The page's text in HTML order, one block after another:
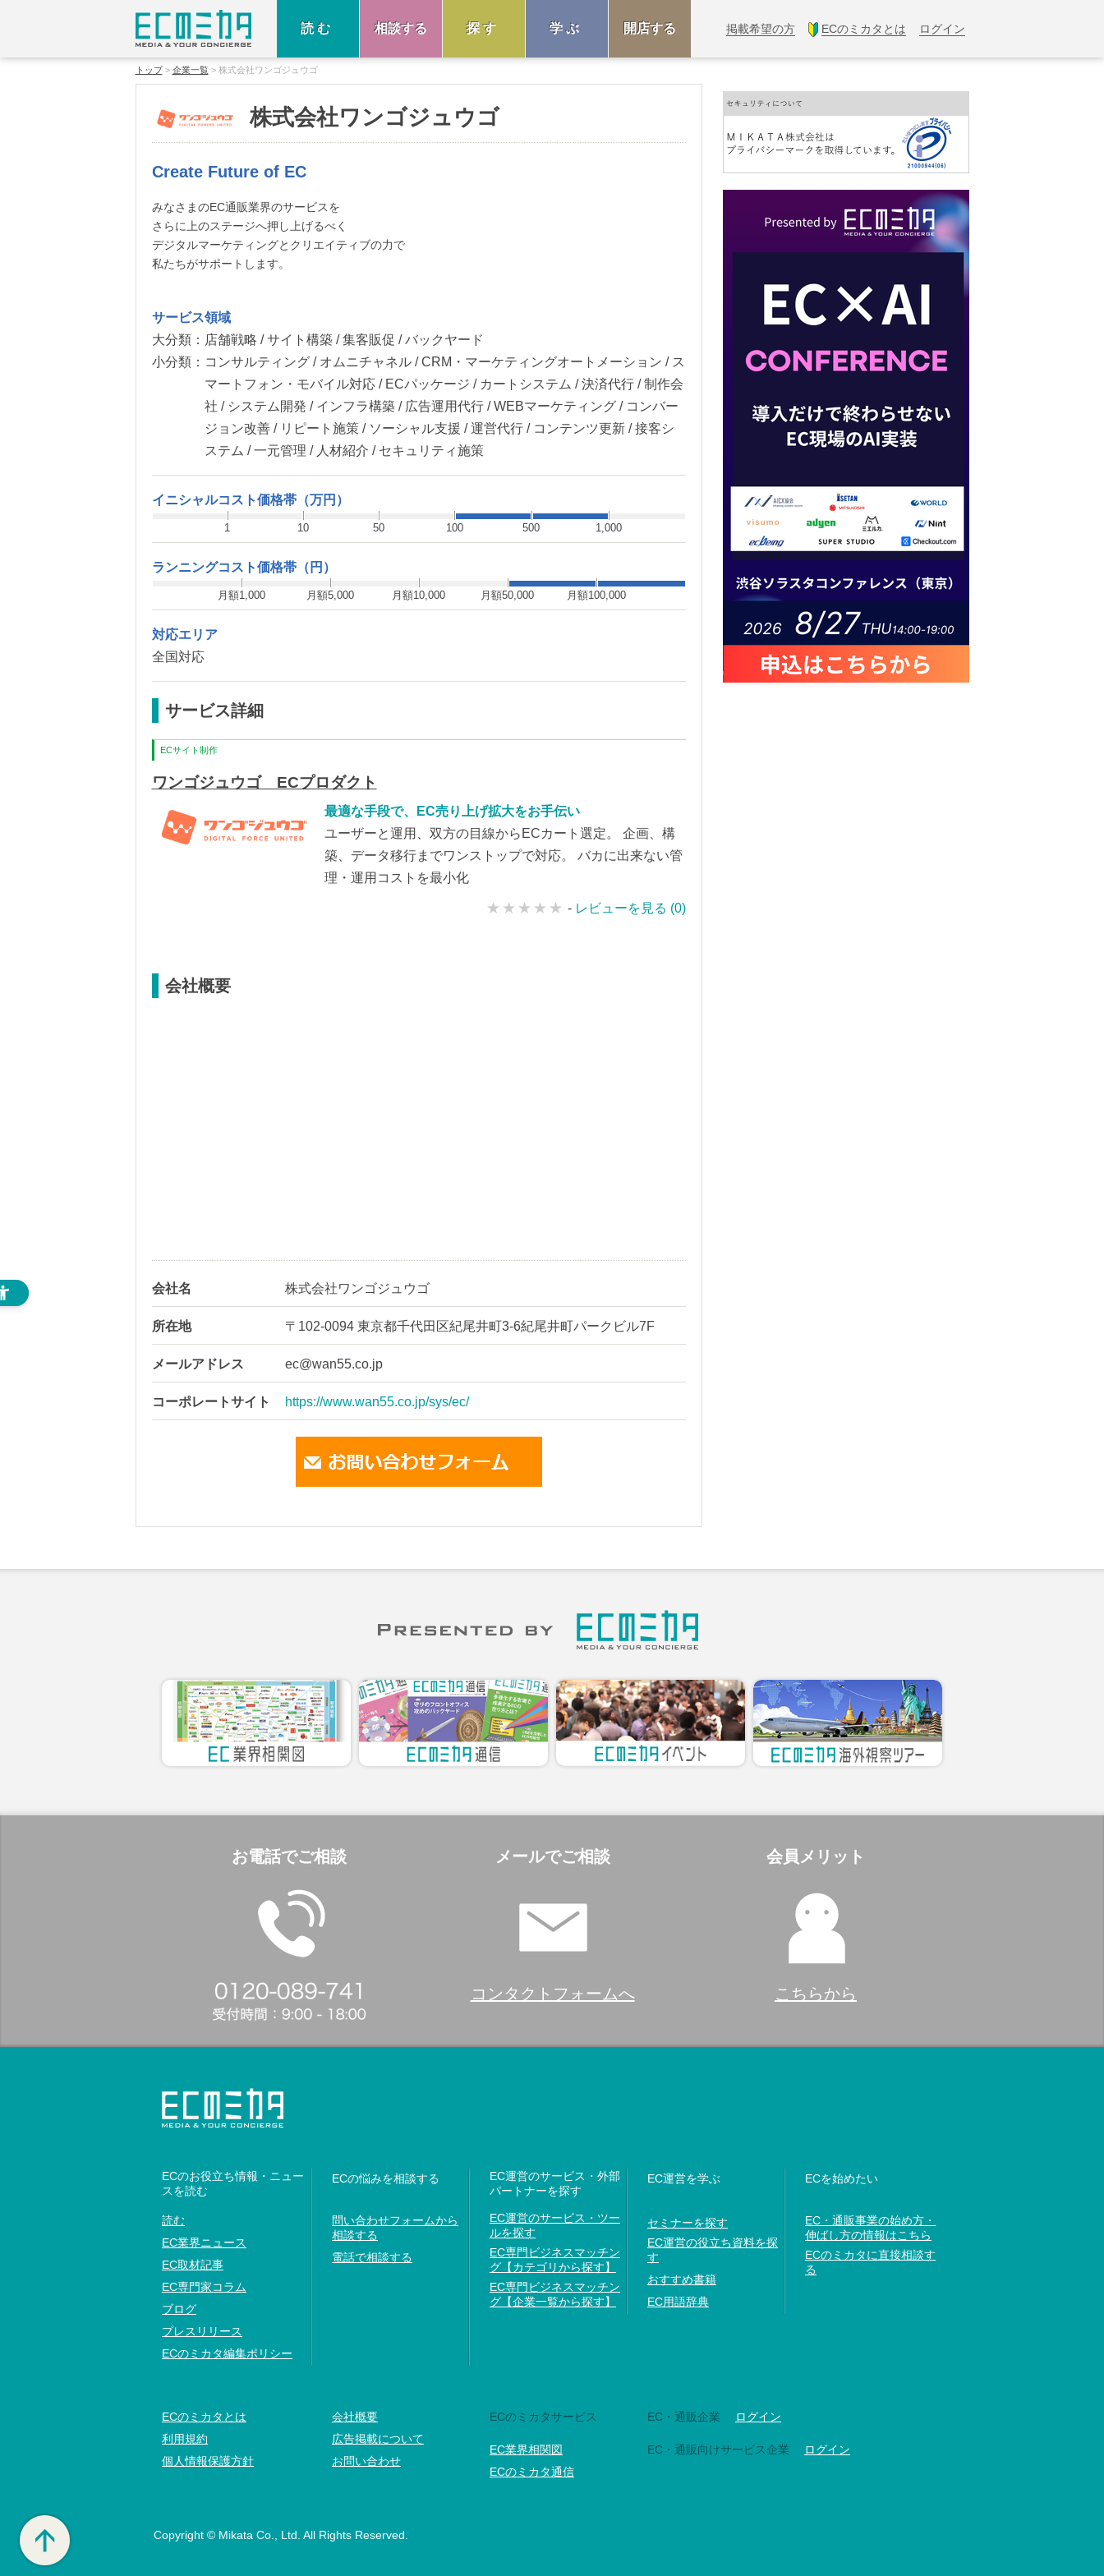
読む 相談する 探す 学ぶ 開店する 掲載希望の方 ECのミカタとは ログイン
トップ 企業一覧 株式会社ワンゴジュウゴ
株式会社ワンゴジュウゴ
Create Future of EC
みなさまのEC通販業界のサービスを
さらに上のステージへ押し上げるべく
デジタルマーケティングとクリエイティブの力で
私たちがサポートします。
サービス領域
大分類： 店舗戦略 / サイト構築 / 集客販促 / バックヤード
小分類： コンサルティング / オムニチャネル / CRM・マーケティングオートメーション / ス
マートフォン・モバイル対応 / ECパッケージ / カートシステム / 決済代行 / 制作会
社 / システム開発 / インフラ構築 / 広告運用代行 / WEBマーケティング / コンバー
ジョン改善 / リピート施策 / ソーシャル支援 / 運営代行 / コンテンツ更新 / 接客シ
ステム / 一元管理 / 人材紹介 / セキュリティ施策
イニシャルコスト価格帯（万円）
1 10 50 100 500 1,000
ランニングコスト価格帯（円）
月額1,000 月額5,000 月額10,000 月額50,000 月額100,000
対応エリア
全国対応
サービス詳細
ECサイト制作
ワンゴジュウゴ ECプロダクト
最適な手段で、EC売り上げ拡大をお手伝い
ユーザーと運用、双方の目線からECカート選定。 企画、構
築、データ移行までワンストップで対応。 バカに出来ない管
理・運用コストを最小化
- レビューを見る (0)
会社概要
会社名 株式会社ワンゴジュウゴ
所在地 〒102-0094 東京都千代田区紀尾井町3-6紀尾井町パークビル7F
メールアドレス ec@wan55.co.jp
コーポレートサイト https://www.wan55.co.jp/sys/ec/
お電話でご相談 メールでご相談
コンタクトフォームへ
会員メリット
こちらから
ECのお役立ち情報・ニュー
スを読む
読む
EC業界ニュース
EC取材記事
EC専門家コラム
ブログ
プレスリリース
ECのミカタ編集ポリシー
ECの悩みを相談する
問い合わせフォームから
相談する
電話で相談する
EC運営のサービス・外部
パートナーを探す
EC運営のサービス・ツー
ルを探す
EC専門ビジネスマッチン
グ【カテゴリから探す】
EC専門ビジネスマッチン
グ【企業一覧から探す】
EC運営を学ぶ
セミナーを探す
EC運営の役立ち資料を探
す
おすすめ書籍
EC用語辞典
ECを始めたい
EC・通販事業の始め方・
伸ばし方の情報はこちら
ECのミカタに直接相談す
る
ECのミカタとは
利用規約
個人情報保護方針
会社概要
広告掲載について
お問い合わせ
ECのミカタサービス
EC業界相関図
ECのミカタ通信
EC・通販企業 ログイン
EC・通販向けサービス企業 ログイン
Copyright © Mikata Co., Ltd. All Rights Reserved.